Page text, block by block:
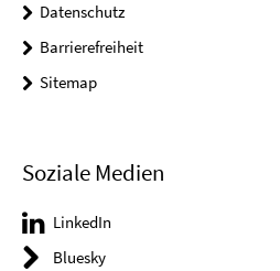
Datenschutz
Barrierefreiheit
Sitemap
Soziale Medien
LinkedIn
Bluesky